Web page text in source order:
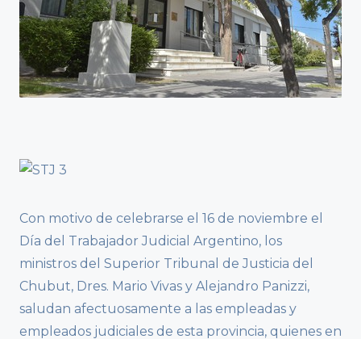
Con motivo de celebrarse el 16 de noviembre el
Día del Trabajador Judicial Argentino, los
ministros del Superior Tribunal de Justicia del
Chubut, Dres. Mario Vivas y Alejandro Panizzi,
saludan afectuosamente a las empleadas y
empleados judiciales de esta provincia, quienes en